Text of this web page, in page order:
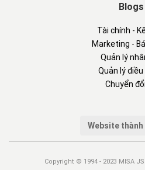
Blogs
Tài chính -
Marketing -
Quản lý
Quản lý
Chuyển
Website thành
Copyright © 1994 - 2023 MISA